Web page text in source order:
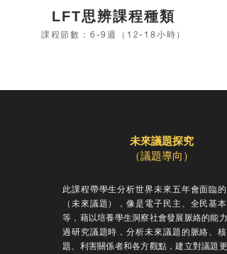
LFT思辨課程種類
​課程節數：6-9週（12-18小時）
未來議題探究
（議題導向）
此課程帶學生分析世界未來五年會面臨的
（未來議題），像是電子民主、全民基本
等，藉以培養學生洞察社會發展脈絡的能力
過研究議題時，分析未來議題的脈絡、核
題、利害關係者和各方觀點，建立對議題更